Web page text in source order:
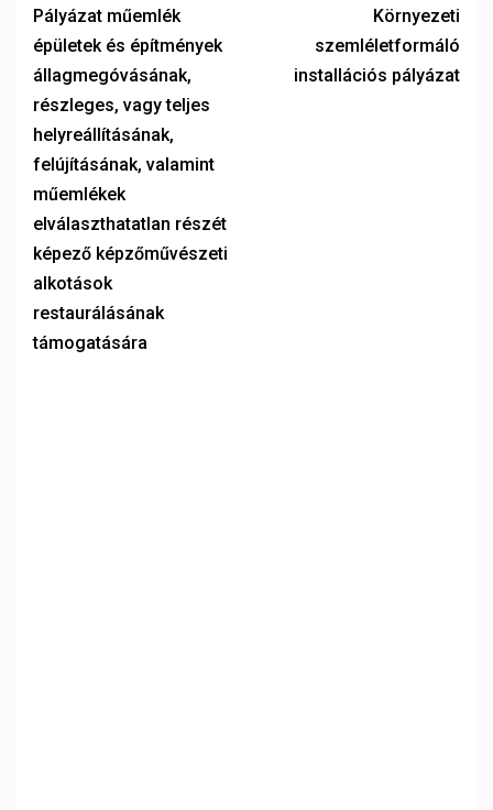
Pályázat műemlék
épületek és építmények
állagmegóvásának,
részleges, vagy teljes
helyreállításának,
felújításának, valamint
műemlékek
elválaszthatatlan részét
képező képzőművészeti
alkotások
restaurálásának
támogatására
Környezeti
szemléletformáló
installációs pályázat